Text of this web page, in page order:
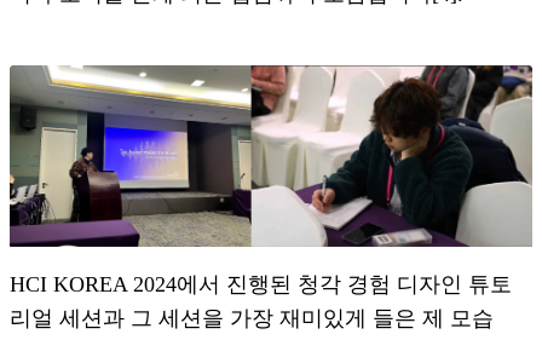
HCI KOREA 2024에서 진행된 청각 경험 디자인 튜토
리얼 세션과 그 세션을 가장 재미있게 들은 제 모습